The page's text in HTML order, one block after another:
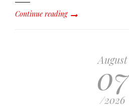
Continue reading
August
07
/2026